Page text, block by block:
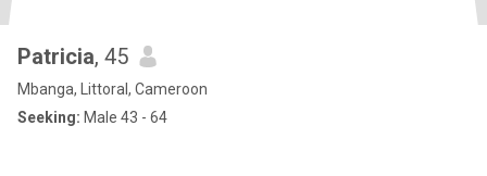
Patricia, 45
Mbanga, Littoral, Cameroon
Seeking: Male 43 - 64